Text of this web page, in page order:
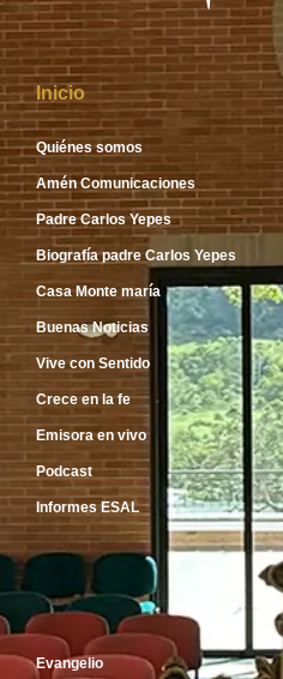
Inicio
Quiénes somos
Amén Comunicaciones
Padre Carlos Yepes
Biografía padre Carlos Yepes
Casa Monte maría
Buenas Noticias
Vive con Sentido
Crece en la fe
Emisora en vivo
Podcast
Informes ESAL
Inicio
Evangelio